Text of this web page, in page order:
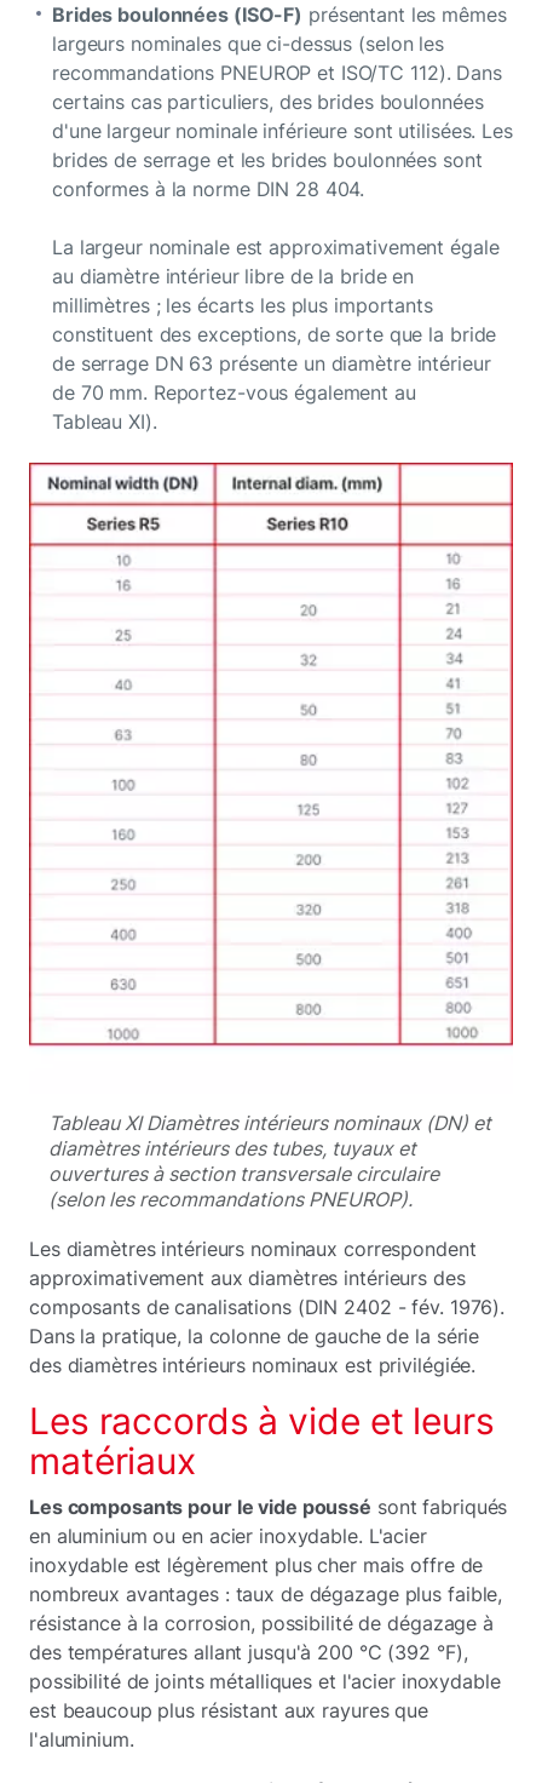
Brides boulonnées (ISO-F) présentant les mêmes
largeurs nominales que ci-dessus (selon les
recommandations PNEUROP et ISO/TC 112). Dans
certains cas particuliers, des brides boulonnées
d'une largeur nominale inférieure sont utilisées. Les
brides de serrage et les brides boulonnées sont
conformes à la norme DIN 28 404.
La largeur nominale est approximativement égale
au diamètre intérieur libre de la bride en
millimètres ; les écarts les plus importants
constituent des exceptions, de sorte que la bride
de serrage DN 63 présente un diamètre intérieur
de 70 mm. Reportez-vous également au
Tableau XI).
Tableau XI Diamètres intérieurs nominaux (DN) et
diamètres intérieurs des tubes, tuyaux et
ouvertures à section transversale circulaire
(selon les recommandations PNEUROP).
Les diamètres intérieurs nominaux correspondent
approximativement aux diamètres intérieurs des
composants de canalisations (DIN 2402 - fév. 1976).
Dans la pratique, la colonne de gauche de la série
des diamètres intérieurs nominaux est privilégiée.
Les raccords à vide et leurs
matériaux
Les composants pour le vide poussé sont fabriqués
en aluminium ou en acier inoxydable. L'acier
inoxydable est légèrement plus cher mais offre de
nombreux avantages : taux de dégazage plus faible,
résistance à la corrosion, possibilité de dégazage à
des températures allant jusqu'à 200 °C (392 °F),
possibilité de joints métalliques et l'acier inoxydable
est beaucoup plus résistant aux rayures que
l'aluminium.